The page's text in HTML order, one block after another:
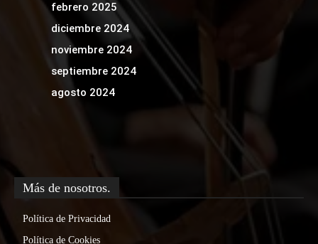
febrero 2025
diciembre 2024
noviembre 2024
septiembre 2024
agosto 2024
Más de nosotros.
Política de Privacidad
Política de Cookies